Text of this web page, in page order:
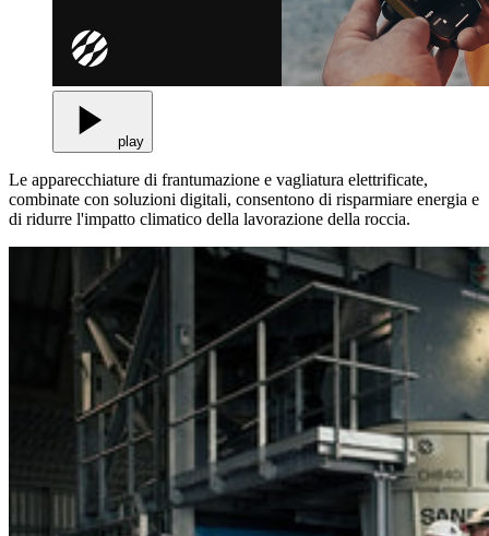
play
Le apparecchiature di frantumazione e vagliatura elettrificate,
combinate con soluzioni digitali, consentono di risparmiare energia e
di ridurre l'impatto climatico della lavorazione della roccia.